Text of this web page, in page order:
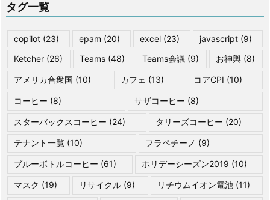
タグ一覧
copilot (23) epam (20) excel (23) javascript (9)
Ketcher (26) Teams (48) Teams会議 (9) お神輿(8)
アメリカ合衆国 (10) カフェ (13) コアCPI (10)
コーヒー (8) サザコーヒー (8)
スターバックスコーヒー (24) タリーズコーヒー (20)
テナント一覧 (10) フラペチーノ (9)
ブルーボトルコーヒー (61) ホリデーシーズン2019 (10)
マスク (19) リサイクル (9) リチウムイオン電池(11)